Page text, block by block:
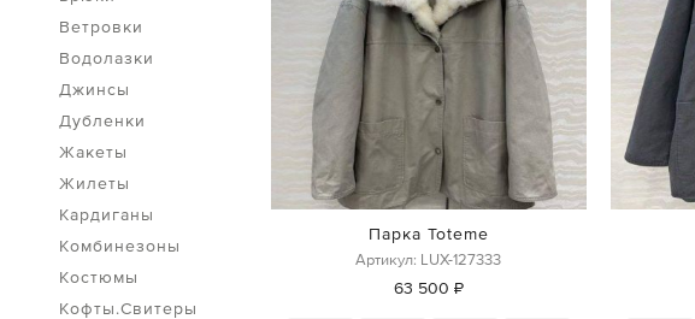
Ветровки
Водолазки
Джинсы
Дубленки
Жакеты
Жилеты
Кардиганы
Комбинезоны
Костюмы
Кофты.Свитеры
Парка Toteme
Артикул: LUX-127333
63 500 ₽